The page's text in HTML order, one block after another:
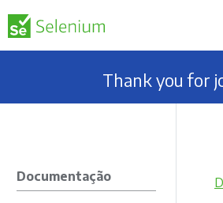
Thank you for
Documentação